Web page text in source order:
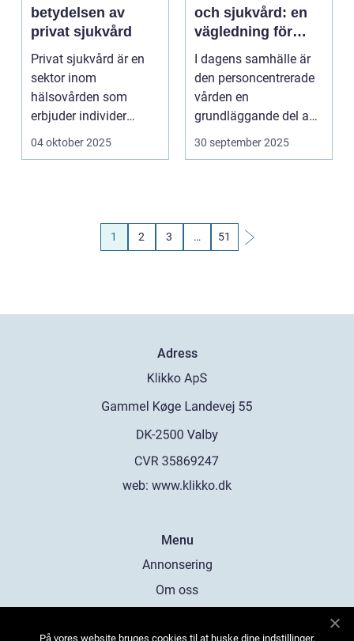
betydelsen av
privat sjukvård
Privat sjukvård är en
sektor inom
hälsovården som
erbjuder individer
möjl...
04 oktober 2025
och sjukvård: en
vägledning för
trygg vård
I dagens samhälle är
den personcentrerade
vården en
grundläggande del av
hä...
30 september 2025
1 2 3 … 51
Adress
web: www.klikko.dk
Menu
Annonsering
Om oss
På vores website bruges cookies til at huske dine indstillinger,